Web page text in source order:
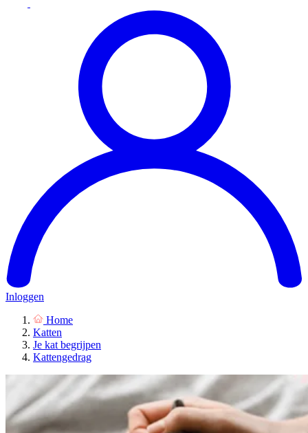
Inloggen
Home
Katten
Je kat begrijpen
Kattengedrag